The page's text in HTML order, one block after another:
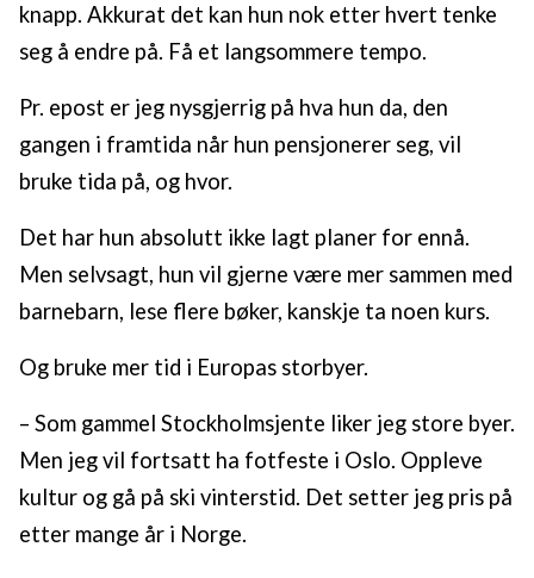
knapp. Akkurat det kan hun nok etter hvert tenke
seg å endre på. Få et langsommere tempo.
Pr. epost er jeg nysgjerrig på hva hun da, den
gangen i framtida når hun pensjonerer seg, vil
bruke tida på, og hvor.
Det har hun absolutt ikke lagt planer for ennå.
Men selvsagt, hun vil gjerne være mer sammen med
barnebarn, lese flere bøker, kanskje ta noen kurs.
Og bruke mer tid i Europas storbyer.
– Som gammel Stockholmsjente liker jeg store byer.
Men jeg vil fortsatt ha fotfeste i Oslo. Oppleve
kultur og gå på ski vinterstid. Det setter jeg pris på
etter mange år i Norge.